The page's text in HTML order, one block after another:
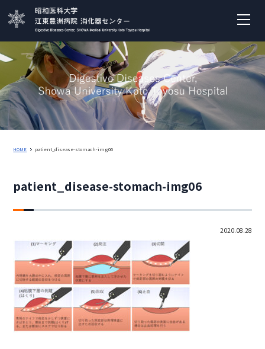
HOME patient_disease-stomach-img06
patient_disease-stomach-img06
2020.08.28